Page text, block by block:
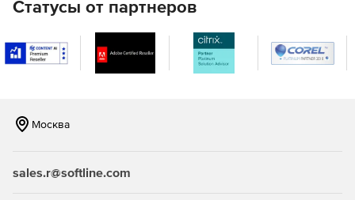
Поддерживается модель совместного владения, при
которой клиент или его партнер по обслуживанию
управляет всеми аспектами добавления или удаления
местоположений, пользователей, создания и
развертывания политик, а Palo Alto Networks
поколения, которая масштабируется по мере
Поддержка SD-WAN обеспечивает альтернативу IPsec
Статусы от партнеров
Москва
sales.r@softline.com